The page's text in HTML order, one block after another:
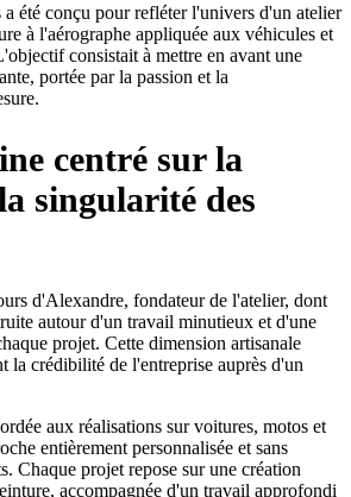
a été conçu pour refléter l'univers d'un atelier
à l'aérographe appliquée aux véhicules et
consistait à mettre en avant une
portée par la passion et la
centré sur la
singularité des
d'Alexandre, fondateur de l'atelier, dont
autour d'un travail minutieux et d'une
projet. Cette dimension artisanale
la crédibilité de l'entreprise auprès d'un
aux réalisations sur voitures, motos et
entièrement personnalisée et sans
Chaque projet repose sur une création
accompagnée d'un travail approfondi